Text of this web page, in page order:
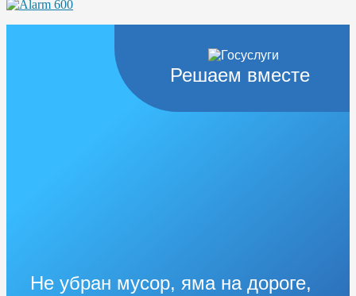
Решаем вместе
Не убран мусор, яма на дороге,